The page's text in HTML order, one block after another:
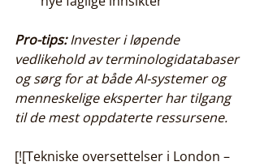
Pro-tips: Invester i løpende
vedlikehold av terminologidatabaser
og sørg for at både AI-systemer og
menneskelige eksperter har tilgang
til de mest oppdaterte ressursene.
[![Tekniske oversettelser i London –